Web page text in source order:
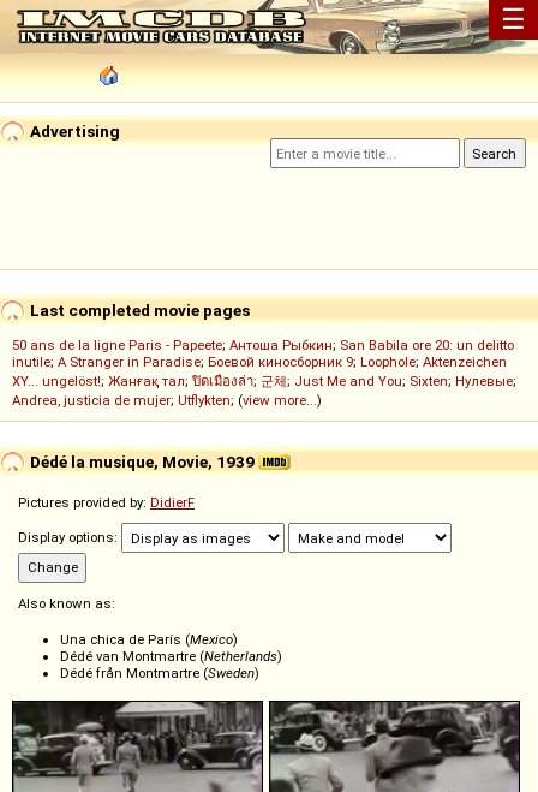
☰
Advertising
Last completed movie pages
50 ans de la ligne Paris - Papeete; Антоша Рыбкин; San Babila ore 20: un delitto
inutile; A Stranger in Paradise; Боевой киносборник 9; Loophole; Aktenzeichen
XY... ungelöst!; Жанғақ тал; ปิดเมืองล่า; 군체; Just Me and You; Sixten; Нулевые;
Andrea, justicia de mujer; Utflykten; (view more...)
Dédé la musique, Movie, 1939
Pictures provided by: DidierF
Display options:
Also known as:
Una chica de París (Mexico)
Dédé van Montmartre (Netherlands)
Dédé från Montmartre (Sweden)